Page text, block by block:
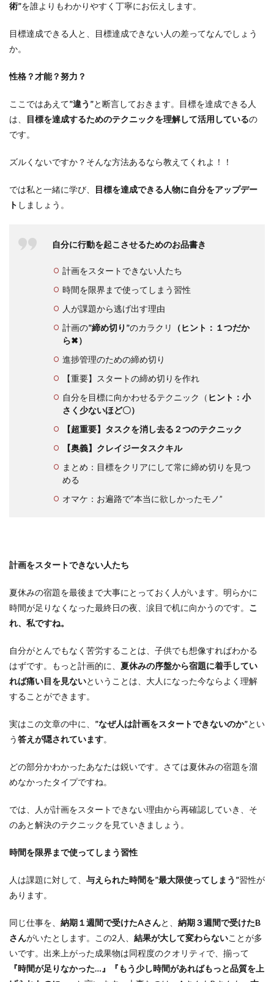
術”を誰よりもわかりやすく丁寧にお伝えします。
目標達成できる人と、目標達成できない人の差ってなんでしょう
か。
性格？才能？努力？
ここではあえて”違う”と断言しておきます。目標を達成できる人
は、
目標を達成するためのテクニックを理解して活用しているの
です。
ズルくないですか？そんな方法あるなら教えてくれよ！！
では私と一緒に学び、
目標を達成できる人物に自分をアップデー
ト しましょう。
自分に行動を起こさせるためのお品書き
計画をスタートできない人たち
時間を限界まで使ってしまう習性
人が課題から逃げ出す理由
計画の”締め切り”のカラクリ
（ヒント：１つだか
ら✖）
進捗管理のための締め切り
【重要】スタートの締め切りを作れ
自分を目標に向かわせるテクニック（ ヒント：小
さく少ないほど〇）
【超重要】タスクを消し去る２つのテクニック
【奥義】クレイジータスクキル
まとめ：目標をクリアにして常に締め切りを見つ
める
オマケ：お遍路で”本当に欲しかったモノ”
計画をスタートできない人たち
夏休みの宿題を最後まで大事にとっておく人がいます。明らかに
時間が足りなくなった最終日の夜、涙目で机に向かうのです。 こ
れ、私ですね。
自分がとんでもなく苦労することは、子供でも想像すればわかる
はずです。もっと計画的に、 夏休みの序盤から宿題に着手してい
れば痛い目を見ないということは、大人になった今ならよく理解
することができます。
実はこの文章の中に、 ”なぜ人は計画をスタートできないのか”とい
う答えが隠されています。
どの部分かわかったあなたは鋭いです。さては夏休みの宿題を溜
めなかったタイプですね。
では、人が計画をスタートできない理由から再確認していき、そ
のあと解決のテクニックを見ていきましょう。
時間を限界まで使ってしまう習性
人は課題に対して、 与えられた時間を”最大限使ってしまう”習性が
あります。
同じ仕事を、 納期１週間で受けたAさんと、 納期３週間で受けたB
さんがいたとします。この2人、 結果が大して変わらないことが多
いです。出来上がった成果物は同程度のクオリティで、揃って
『時間が足りなかった…』
『もう少し時間があればもっと品質を上